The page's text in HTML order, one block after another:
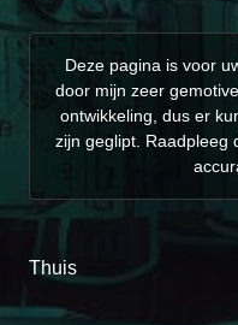
Deze pagina is voor
door mijn zeer
ontwikkeling, dus er
zijn geglipt. Raadpleeg
Thuis